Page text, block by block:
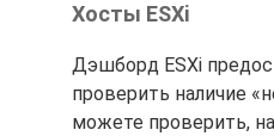
Хосты ESXi
Дэшборд ESXi
проверить наличие
можете проверить,